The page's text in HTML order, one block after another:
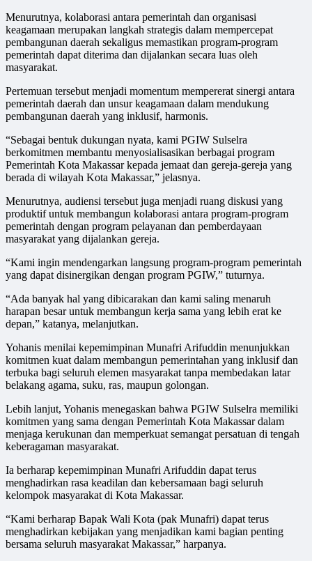
Menurutnya, kolaborasi antara pemerintah dan organisasi
keagamaan merupakan langkah strategis dalam mempercepat
pembangunan daerah sekaligus memastikan program-program
pemerintah dapat diterima dan dijalankan secara luas oleh
masyarakat.
Pertemuan tersebut menjadi momentum mempererat sinergi antara
pemerintah daerah dan unsur keagamaan dalam mendukung
pembangunan daerah yang inklusif, harmonis.
“Sebagai bentuk dukungan nyata, kami PGIW Sulselra
berkomitmen membantu menyosialisasikan berbagai program
Pemerintah Kota Makassar kepada jemaat dan gereja-gereja yang
berada di wilayah Kota Makassar,” jelasnya.
Menurutnya, audiensi tersebut juga menjadi ruang diskusi yang
produktif untuk membangun kolaborasi antara program-program
pemerintah dengan program pelayanan dan pemberdayaan
masyarakat yang dijalankan gereja.
“Kami ingin mendengarkan langsung program-program pemerintah
yang dapat disinergikan dengan program PGIW,” tuturnya.
“Ada banyak hal yang dibicarakan dan kami saling menaruh
harapan besar untuk membangun kerja sama yang lebih erat ke
depan,” katanya, melanjutkan.
Yohanis menilai kepemimpinan Munafri Arifuddin menunjukkan
komitmen kuat dalam membangun pemerintahan yang inklusif dan
terbuka bagi seluruh elemen masyarakat tanpa membedakan latar
belakang agama, suku, ras, maupun golongan.
Lebih lanjut, Yohanis menegaskan bahwa PGIW Sulselra memiliki
komitmen yang sama dengan Pemerintah Kota Makassar dalam
menjaga kerukunan dan memperkuat semangat persatuan di tengah
keberagaman masyarakat.
Ia berharap kepemimpinan Munafri Arifuddin dapat terus
menghadirkan rasa keadilan dan kebersamaan bagi seluruh
kelompok masyarakat di Kota Makassar.
“Kami berharap Bapak Wali Kota (pak Munafri) dapat terus
menghadirkan kebijakan yang menjadikan kami bagian penting
bersama seluruh masyarakat Makassar,” harpanya.